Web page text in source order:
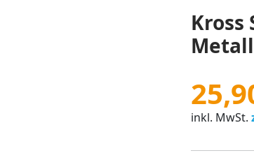
Metall
inkl. MwSt.